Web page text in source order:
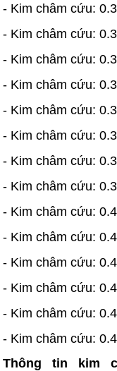
- Kim châm cứu:
- Kim châm cứu:
- Kim châm cứu:
- Kim châm cứu:
- Kim châm cứu:
- Kim châm cứu:
- Kim châm cứu:
- Kim châm cứu:
- Kim châm cứu:
- Kim châm cứu:
- Kim châm cứu:
- Kim châm cứu:
- Kim châm cứu:
- Kim châm cứu:
Thông tin kim